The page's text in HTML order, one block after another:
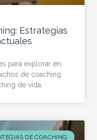
Estrategias
para explorar en
de coaching
de vida,
DE COACHING